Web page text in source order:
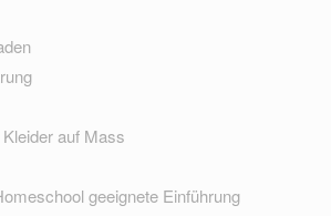
auf Mass
geeignete Einführung